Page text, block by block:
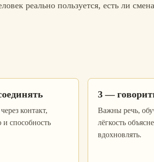
реально пользуется, есть ли
контакт,
и способность
3 —
Важны речь,
лёгкость
вдохновлять.